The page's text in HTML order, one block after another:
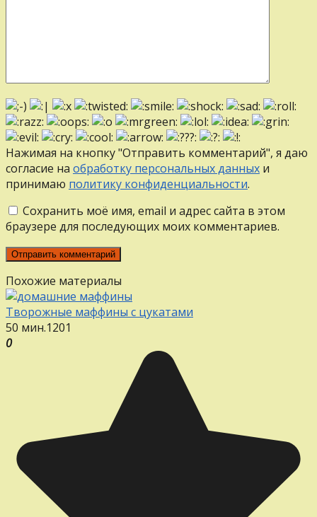
Нажимая на кнопку "Отправить комментарий", я даю
согласие на обработку персональных данных и
принимаю политику конфиденциальности.
Сохранить моё имя, email и адрес сайта в этом
браузере для последующих моих комментариев.
Похожие материалы
Творожные маффины с цукатами
50 мин.1201
0